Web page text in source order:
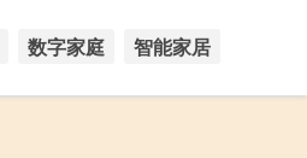
数字家庭 智能家居